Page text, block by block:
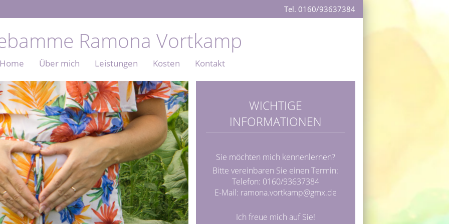
Tel. 0160/93637384
Ramona Vortkamp
Home Über mich Leistungen Kosten Kontakt
WICHTIGE
INFORMATIONEN
Sie möchten mich kennenlernen?
Bitte vereinbaren Sie einen Termin:
Telefon: 0160/93637384
E-Mail: ramona.vortkamp@gmx.de
Ich freue mich auf Sie!